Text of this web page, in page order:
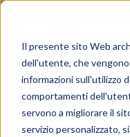
Il presente sito Web
dell'utente, che
informazioni sull'utilizzo
comportamenti
servono a migliorare il
servizio personalizzato,
ROMA